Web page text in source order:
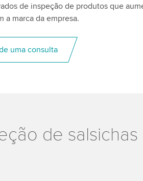
de inspeção de produtos que
a marca da empresa.
uma consulta
de